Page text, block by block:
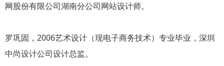
网股份有限公司湖南分公司网站设计师。
罗巩固，2006艺术设计（现电子商务技术）专业毕业，深圳
中尚设计公司设计总监。